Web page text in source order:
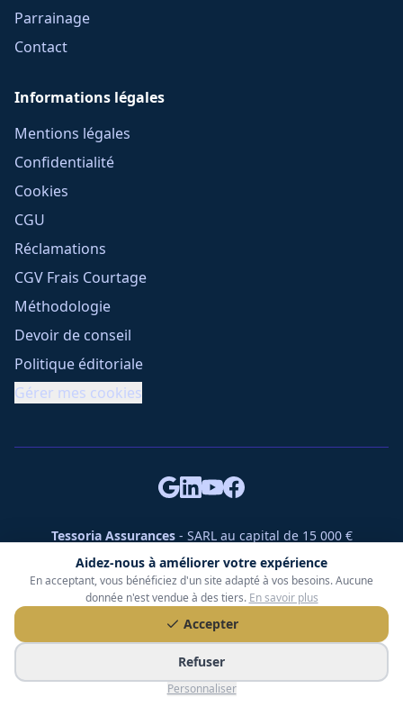
Aidez-nous à améliorer votre expérience
En acceptant, vous bénéficiez d'un site adapté à vos besoins. Aucune
donnée n'est vendue à des tiers. En savoir plus
Accepter
Refuser
Personnaliser
Parrainage
Contact
Informations légales
Mentions légales
Confidentialité
Cookies
CGU
Réclamations
CGV Frais Courtage
Méthodologie
Devoir de conseil
Politique éditoriale
Gérer mes cookies
Tessoria Assurances- SARL au capital de 15 000 €
ORIAS n° 25007309 - RCS 990 206 179 - Membre du réseau
360 Courtage
RC Pro : Klarity - Contrat n° CCOUK000785
49 chemin des Gardettes Sine, 06570 Saint-Paul-de-Vence
© Tessoria Assurances. Tous droits réservés.